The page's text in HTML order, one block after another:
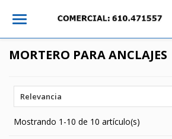
MORTERO PARA ANCLAJES
Relevancia
Mostrando 1-10 de 10 artículo(s)